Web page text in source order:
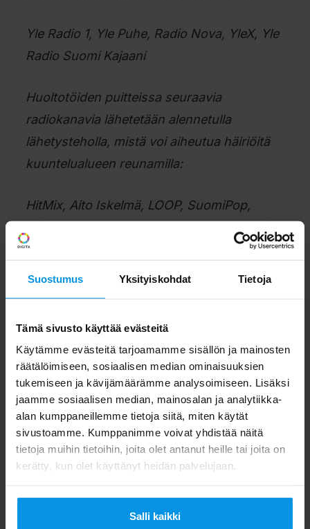
Suostumus Yksityiskohdat Tietoja
Tämä sivusto käyttää evästeitä
Käytämme evästeitä tarjoamamme sisällön ja mainosten
räätälöimiseen, sosiaalisen median ominaisuuksien
tukemiseen ja kävijämäärämme analysoimiseen. Lisäksi
jaamme sosiaalisen median, mainosalan ja analytiikka-
alan kumppaneillemme tietoja siitä, miten käytät
sivustoamme. Kumppanimme voivat yhdistää näitä
tietoja muihin tietoihin, joita olet antanut heille tai joita on
kerätty, kun olet käyttänyt heidän palvelujaan.
Salli kaikki
Yle Radio 1, Yle Puhe, Radio Nova, YleX, Yle
Radio Suomi Kajaani
Huoltotöiden puitteissa seuraavia
radiokanavia lähetetään alennetulla
lähetysteholla, mistä voi aiheutua häiriöitä
kuuntelualueen reunamilla:
HitMix, Aito Iskelmä, LOOP, SuomiPop,
Karttapalvelustamme voit tarkastaa helposti
kanavien peittoalueet ja ajankohtaiset
huoltotiedot https://www.digita.fi/verkkojen-
saatavuus/
Pahoittelemme katkoksista aiheutuvaa
haittaa ja pyrimme pitämään katkokset